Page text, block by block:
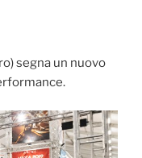
segna un nuovo